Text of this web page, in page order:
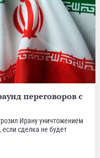
переговоров с
Ирану уничтожением
если сделка не будет